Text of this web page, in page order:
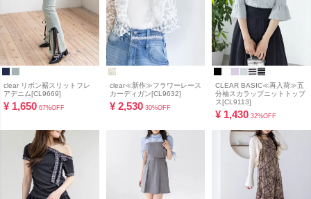
clear リボン裾スリットフレ
アデニム[CL9669]
¥ 1,650 67%OFF
clear≪新作≫フラワーレース
カーディガン[CL9632]
¥ 2,530 30%OFF
CLEAR BASIC≪再入荷≫五
分袖スカラップニットトップ
ス[CL9113]
¥ 1,430 32%OFF